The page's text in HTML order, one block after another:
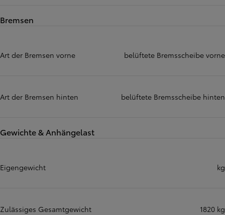
Bremsen
Art der Bremsen vorne belüftete Bremsscheibe vorne
Art der Bremsen hinten belüftete Bremsscheibe hinten
Gewichte & Anhängelast
Eigengewicht kg
Zulässiges Gesamtgewicht 1820 kg